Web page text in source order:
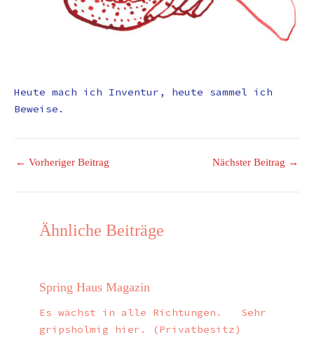
Heute mach ich Inventur, heute sammel ich
Beweise.
← Vorheriger Beitrag Nächster Beitrag →
Ähnliche Beiträge
Spring Haus Magazin
Es wächst in alle Richtungen. Sehr
gripsholmig hier. (Privatbesitz)